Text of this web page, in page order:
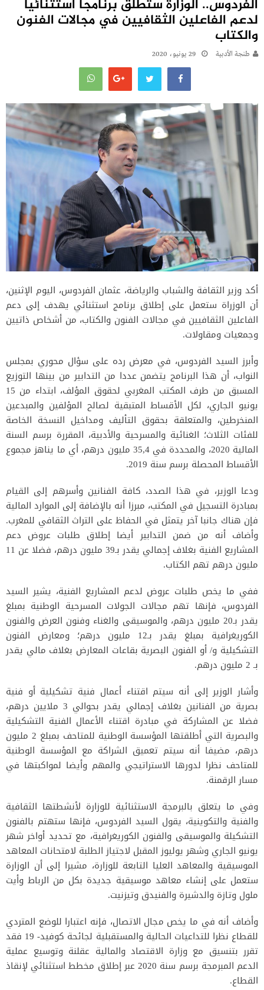
الفردوس.. الوزارة ستطلق برنامجا استثنائيا
لدعم الفاعلين الثقافيين في مجالات الفنون
والكتاب‎
طنجة الأدبية 29 يونيو، 2020
أكد وزير الثقافة والشباب والرياضة، عثمان الفردوس، اليوم الإثنين،
أن الوزراة ستعمل على إطلاق برنامج استثنائي يهدف إلى دعم
الفاعلين الثقافيين في مجالات الفنون والكتاب، من أشخاص ذاتيين
وجمعيات ومقاولات.
وأبرز السيد الفردوس، في معرض رده على سؤال محوري بمجلس
النواب، أن هذا البرنامج يتضمن عددا من التدابير من بينها التوزيع
المسبق من طرف المكتب المغربي لحقوق المؤلف، ابتداء من 15
يونيو الجاري، لكل الأقساط المتبقية لصالح المؤلفين والمبدعين
المنخرطين، والمتعلقة بحقوق التأليف ومداخيل النسخة الخاصة
للفئات الثلاث؛ الغنائية والمسرحية والأدبية، المقررة برسم السنة
المالية 2020، والمحددة في 35,4 مليون درهم، أي ما يناهز مجموع
الأقساط المحصلة برسم سنة 2019.
ودعا الوزير، في هذا الصدد، كافة الفنانين وأسرهم إلى القيام
بمبادرة التسجيل في المكتب، مبرزا أنه بالإضافة إلى الموارد المالية
فإن هناك جانبا آخر يتمثل في الحفاظ على التراث الثقافي للمغرب.
وأضاف أنه من ضمن التدابير أيضا إطلاق طلبات عروض دعم
المشاريع الفنية بغلاف إجمالي يقدر بـ39 مليون درهم، فضلا عن 11
مليون درهم تهم الكتاب.
ففي ما يخص طلبات عروض لدعم المشاريع الفنية، يشير السيد
الفردوس، فإنها تهم مجالات الجولات المسرحية الوطنية بمبلغ
يقدر بـ20 مليون درهم، والموسيقى والغناء وفنون العرض والفنون
الكوريغرافية بمبلغ يقدر بـ12 مليون درهم؛ ومعارض الفنون
التشكيلية و/ أو الفنون البصرية بقاعات المعارض بغلاف مالي يقدر
بـ 2 مليون درهم.
وأشار الوزير إلى أنه سيتم اقتناء أعمال فنية تشكيلية أو فنية
بصرية من الفنانين بغلاف إجمالي يقدر بحوالي 3 ملايين درهم،
فضلا عن المشاركة في مبادرة اقتناء الأعمال الفنية التشكيلية
والبصرية التي أطلقتها المؤسسة الوطنية للمتاحف بمبلغ 2 مليون
درهم، مضيفا أنه سيتم تعميق الشراكة مع المؤسسة الوطنية
للمتاحف نظرا لدورها الاستراتيجي والمهم وأيضا لمواكبتها في
مسار الرقمنة.
وفي ما يتعلق بالبرمجة الاستثنائية للوزارة لأنشطتها الثقافية
والفنية والتكوينية، يقول السيد الفردوس، فإنها ستهتم بالفنون
التشكيلة والموسيقى والفنون الكوريغرافية، مع تحديد أواخر شهر
يونيو الجاري وشهر يوليوز المقبل لاجتياز الطلبة لامتحانات المعاهد
الموسيقية والمعاهد العليا التابعة للوزارة، مشيرا إلى أن الوزارة
ستعمل على إنشاء معاهد موسيقية جديدة بكل من الرباط وأيت
ملول وتازة والدشيرة والفنيدق وتيزنيت.
وأضاف أنه في ما يخص مجال الاتصال، فإنه اعتبارا للوضع المتردي
للقطاع نظرا للتداعيات الحالية والمستقبلية لجائحة كوفيد- 19 فقد
تقرر بتنسيق مع وزارة الاقتصاد والمالية عقلنة وتوسيع عملية
الدعم المبرمجة برسم سنة 2020 عبر إطلاق مخطط استثنائي لإنقاذ
القطاع.